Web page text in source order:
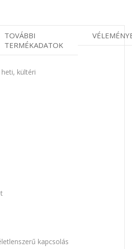
TOVÁBBI
TERMÉKADATOK
kültéri
kapcsolás